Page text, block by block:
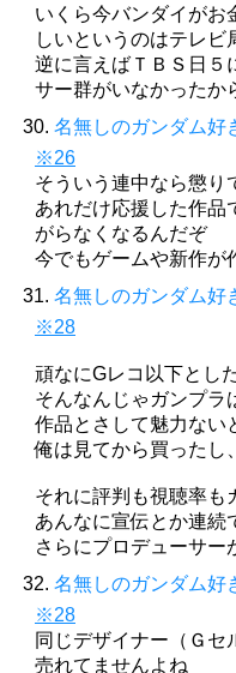
いくら今バンダイがお
しいというのはテレビ
逆に言えばＴＢＳ日５
サー群がいなかったか
30. 名無しのガンダム好
※26
そういう連中なら懲り
あれだけ応援した作品
がらなくなるんだぞ
今でもゲームや新作が
31. 名無しのガンダム好
※28
頑なにGレコ以下とし
そんなんじゃガンプラ
作品とさして魅力ない
俺は見てから買ったし
それに評判も視聴率も
あんなに宣伝とか連続
さらにプロデューサー
32. 名無しのガンダム好
※28
同じデザイナー（Ｇセ
売れてませんよね